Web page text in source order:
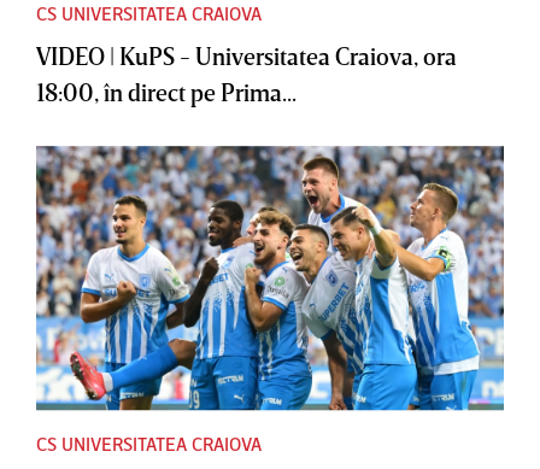
CS UNIVERSITATEA CRAIOVA
VIDEO | KuPS - Universitatea Craiova, ora
18:00, în direct pe Prima...
CS UNIVERSITATEA CRAIOVA